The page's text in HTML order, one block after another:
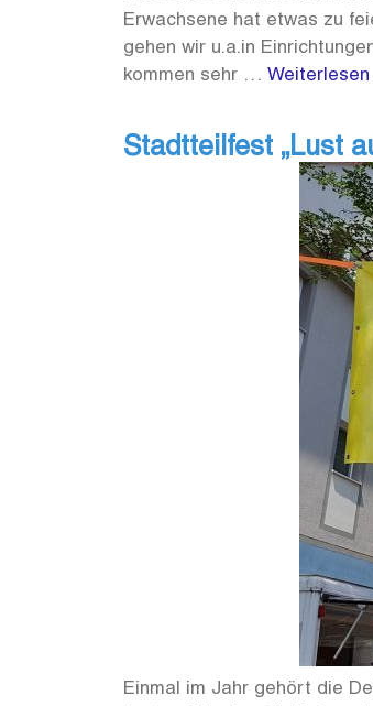
Erwachsene hat etwas zu
gehen wir u.a.in
kommen sehr …
Stadtteilfest „Lust
Einmal im Jahr gehört die